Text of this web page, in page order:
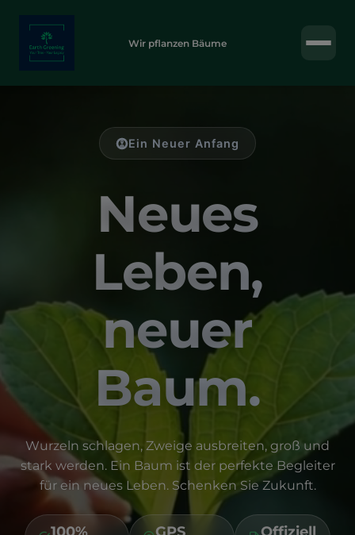
Wir pflanzen Bäume
Ein Neuer Anfang
Neues
Leben,
neuer
Baum.
Wurzeln schlagen, Zweige ausbreiten, groß und
stark werden. Ein Baum ist der perfekte Begleiter
für ein neues Leben. Schenken Sie Zukunft.
100% GPS Offiziell